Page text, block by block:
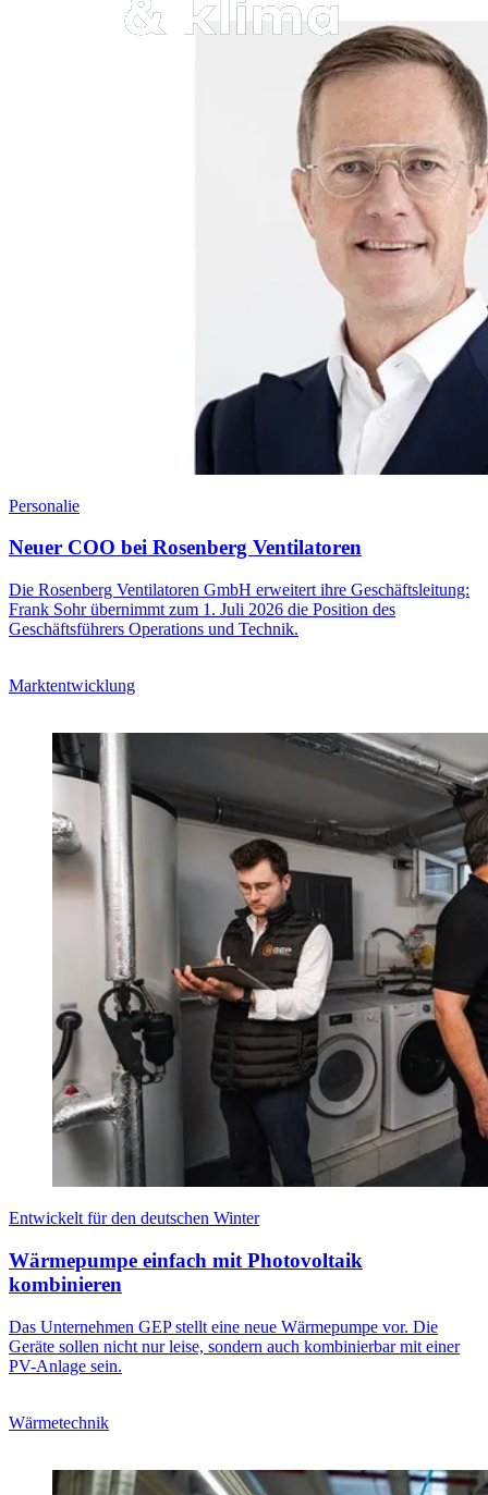
Personalie
Neuer COO bei Rosenberg Ventilatoren
Die Rosenberg Ventilatoren GmbH erweitert ihre Geschäftsleitung:
Frank Sohr übernimmt zum 1. Juli 2026 die Position des
Geschäftsführers Operations und Technik.
Marktentwicklung
Entwickelt für den deutschen Winter
Wärmepumpe einfach mit Photovoltaik
kombinieren
Das Unternehmen GEP stellt eine neue Wärmepumpe vor. Die
Geräte sollen nicht nur leise, sondern auch kombinierbar mit einer
PV-Anlage sein.
Wärmetechnik